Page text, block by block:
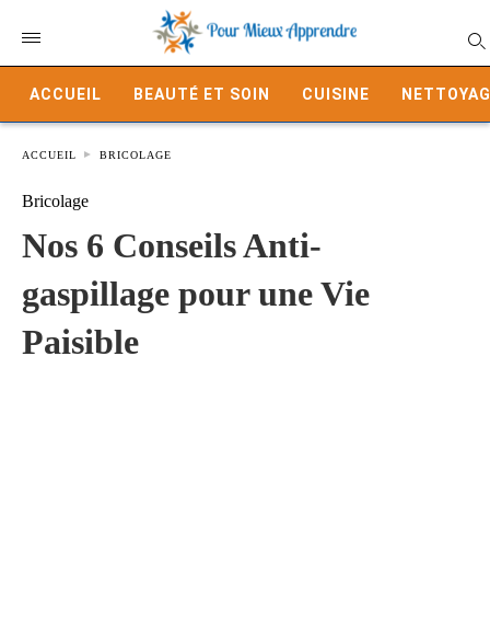
ACCUEIL BEAUTÉ ET SOIN CUISINE
ACCUEIL BRICOLAGE
Bricolage
Nos 6 Conseils Anti-
gaspillage pour une Vie
Paisible